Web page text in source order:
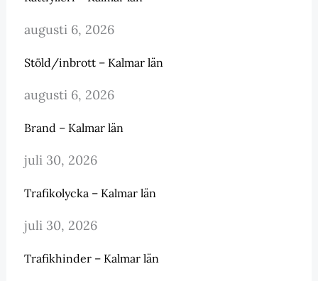
augusti 6, 2026
Stöld/inbrott – Kalmar län
augusti 6, 2026
Brand – Kalmar län
juli 30, 2026
Trafikolycka – Kalmar län
juli 30, 2026
Trafikhinder – Kalmar län